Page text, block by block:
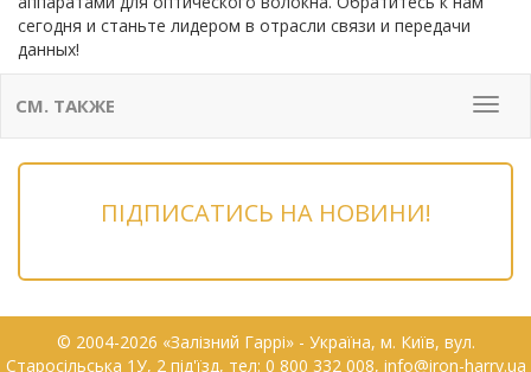
сегодня и станьте лидером в отрасли связи и передачи
данных!
Меню
СМ. ТАКЖЕ
ПІДПИСАТИСЬ НА НОВИНИ!
© 2004-2026 «Залізний Гаррі» - Українa, м. Київ, вул.
Старосільська 1У, 2 під'їзд, тел: 0 800 332 008, info@iron-harry.ua